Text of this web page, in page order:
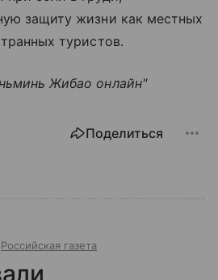
защиту жизни как местных
туристов.
Жибао онлайн"
Поделиться
Российская газета